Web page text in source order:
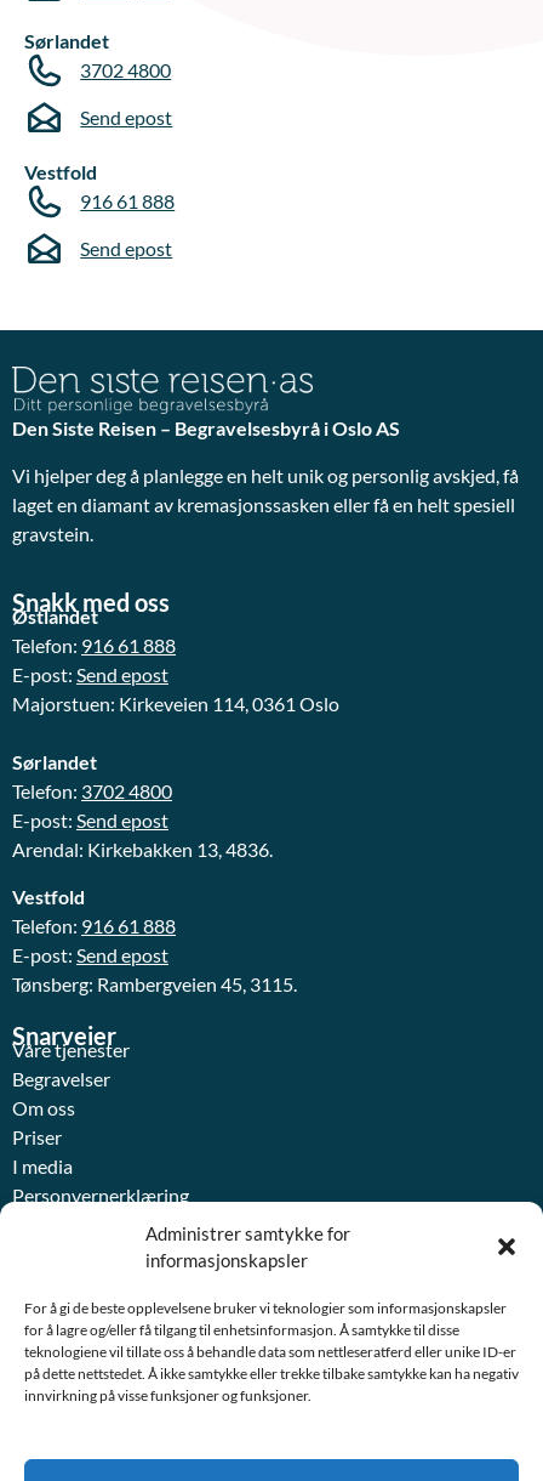
Administrer samtykke for
informasjonskapsler
For å gi de beste opplevelsene bruker vi teknologier som informasjonskapsler
for å lagre og/eller få tilgang til enhetsinformasjon. Å samtykke til disse
teknologiene vil tillate oss å behandle data som nettleseratferd eller unike ID-er
på dette nettstedet. Å ikke samtykke eller trekke tilbake samtykke kan ha negativ
innvirkning på visse funksjoner og funksjoner.
Sørlandet
3702 4800
Send epost
Vestfold
916 61 888
Send epost
Den Siste Reisen – Begravelsesbyrå i Oslo AS
Vi hjelper deg å planlegge en helt unik og personlig avskjed, få
laget en diamant av kremasjonssasken eller få en helt spesiell
gravstein.
Snakk med oss
Østlandet
Telefon: 916 61 888
E-post: Send epost
Majorstuen: Kirkeveien 114, 0361 Oslo
Sørlandet
Telefon: 3702 4800
E-post: Send epost
Arendal: Kirkebakken 13, 4836.
Vestfold
Telefon: 916 61 888
E-post: Send epost
Tønsberg: Rambergveien 45, 3115.
Snarveier
Våre tjenester
Begravelser
Om oss
Priser
I media
Personvernerklæring
Medlemsfordel – LOfavør
Ressurside for Arv og skifterett